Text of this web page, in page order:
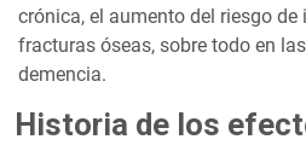
crónica, el aumento del riesgo
fracturas óseas, sobre todo en
demencia.
Historia de los